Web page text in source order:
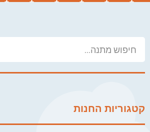
קטגוריות החנות